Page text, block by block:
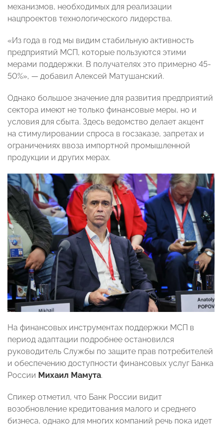
механизмов, необходимых для реализации
нацпроектов технологического лидерства.
«Из года в год мы видим стабильную активность
предприятий МСП, которые пользуются этими
мерами поддержки. В получателях это примерно 45-
50%», — добавил Алексей Матушанский.
Однако большое значение для развития предприятий
сектора имеют не только финансовые меры, но и
условия для сбыта. Здесь ведомство делает акцент
на стимулировании спроса в госзаказе, запретах и
ограничениях ввоза импортной промышленной
продукции и других мерах.
На финансовых инструментах поддержки МСП в
период адаптации подробнее остановился
руководитель Службы по защите прав потребителей
и обеспечению доступности финансовых услуг Банка
России Михаил Мамута.
Спикер отметил, что Банк России видит
возобновление кредитования малого и среднего
бизнеса, однако для многих компаний речь пока идет